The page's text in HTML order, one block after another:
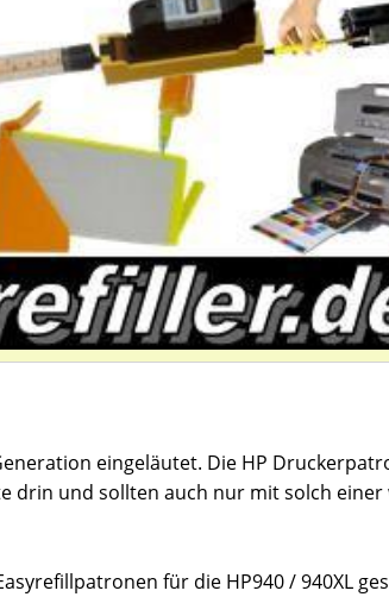
eingeläutet. Die HP
drin und sollten auch nur mit solch einer
für die HP940 / 940XL